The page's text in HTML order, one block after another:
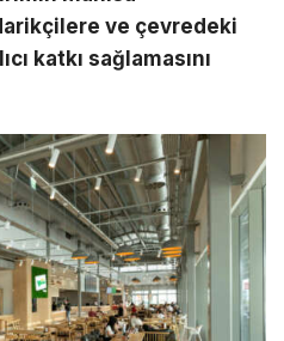
ve çevredeki
katkı sağlamasını